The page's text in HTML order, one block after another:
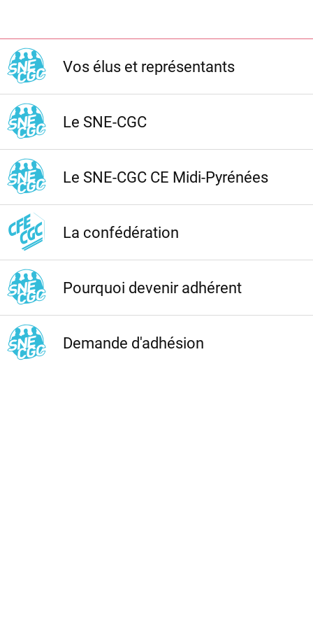
Vos élus et représentants
Le SNE-CGC
Le SNE-CGC CE Midi-Pyrénées
La confédération
Pourquoi devenir adhérent
Demande d'adhésion